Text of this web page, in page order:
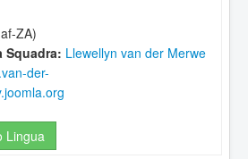
ZA)
Squadra: Llewellyn van der Merwe
der-
Lingua